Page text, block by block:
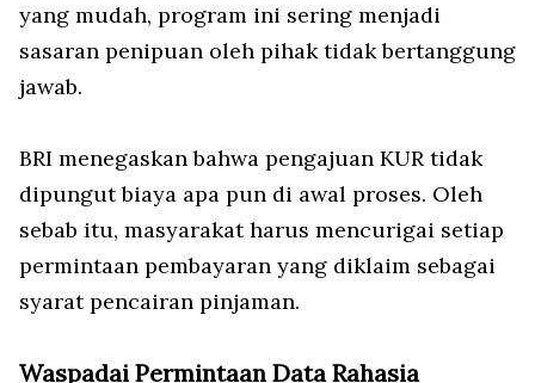
yang mudah, program ini sering menjadi
sasaran penipuan oleh pihak tidak bertanggung
jawab.
BRI menegaskan bahwa pengajuan KUR tidak
dipungut biaya apa pun di awal proses. Oleh
sebab itu, masyarakat harus mencurigai setiap
permintaan pembayaran yang diklaim sebagai
syarat pencairan pinjaman.
Waspadai Permintaan Data Rahasia